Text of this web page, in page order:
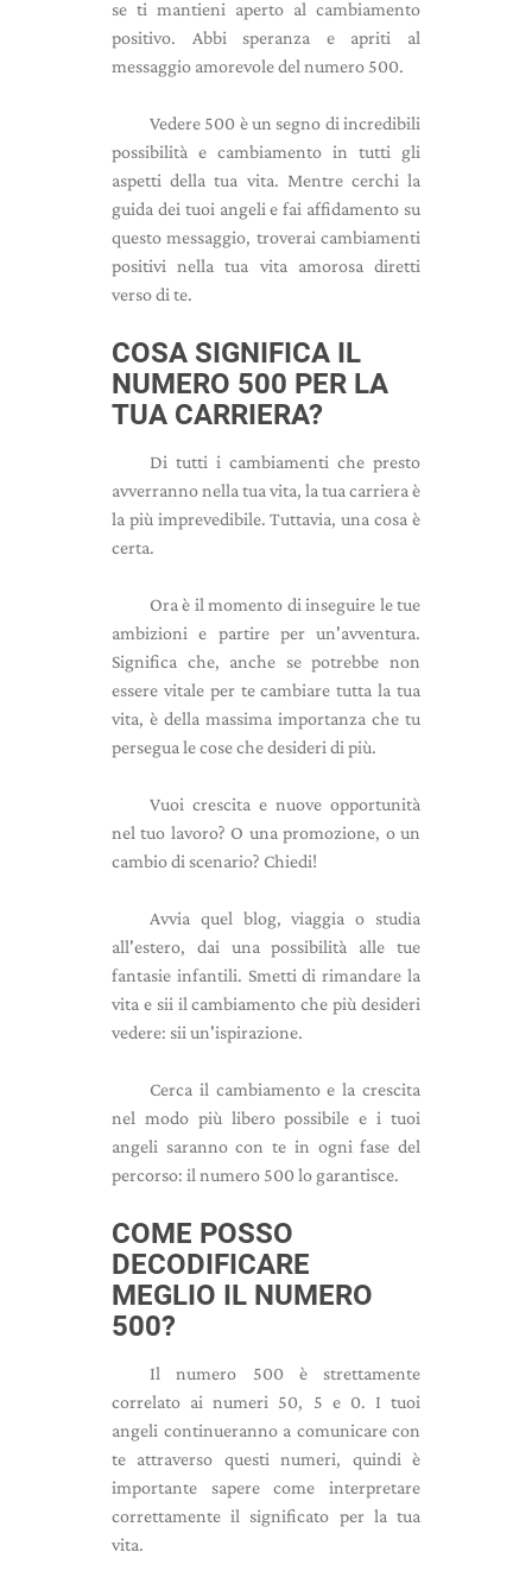
se ti mantieni aperto al cambiamento
positivo. Abbi speranza e apriti al
messaggio amorevole del numero 500.
Vedere 500 è un segno di incredibili
possibilità e cambiamento in tutti gli
aspetti della tua vita. Mentre cerchi la
guida dei tuoi angeli e fai affidamento su
questo messaggio, troverai cambiamenti
positivi nella tua vita amorosa diretti
verso di te.
COSA SIGNIFICA IL
NUMERO 500 PER LA
TUA CARRIERA?
Di tutti i cambiamenti che presto
avverranno nella tua vita, la tua carriera è
la più imprevedibile. Tuttavia, una cosa è
certa.
Ora è il momento di inseguire le tue
ambizioni e partire per un'avventura.
Significa che, anche se potrebbe non
essere vitale per te cambiare tutta la tua
vita, è della massima importanza che tu
persegua le cose che desideri di più.
Vuoi crescita e nuove opportunità
nel tuo lavoro? O una promozione, o un
cambio di scenario? Chiedi!
Avvia quel blog, viaggia o studia
all'estero, dai una possibilità alle tue
fantasie infantili. Smetti di rimandare la
vita e sii il cambiamento che più desideri
vedere: sii un'ispirazione.
Cerca il cambiamento e la crescita
nel modo più libero possibile e i tuoi
angeli saranno con te in ogni fase del
percorso: il numero 500 lo garantisce.
COME POSSO
DECODIFICARE
MEGLIO IL NUMERO
500?
Il numero 500 è strettamente
correlato ai numeri 50, 5 e 0. I tuoi
angeli continueranno a comunicare con
te attraverso questi numeri, quindi è
importante sapere come interpretare
correttamente il significato per la tua
vita.